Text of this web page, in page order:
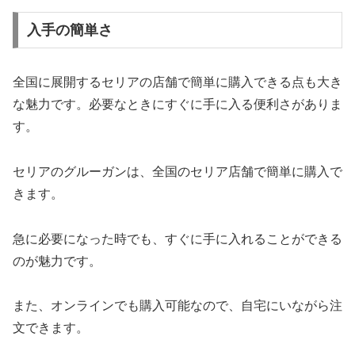
入手の簡単さ
全国に展開するセリアの店舗で簡単に購入できる点も大き
な魅力です。必要なときにすぐに手に入る便利さがありま
す。
セリアのグルーガンは、全国のセリア店舗で簡単に購入で
きます。
急に必要になった時でも、すぐに手に入れることができる
のが魅力です。
また、オンラインでも購入可能なので、自宅にいながら注
文できます。